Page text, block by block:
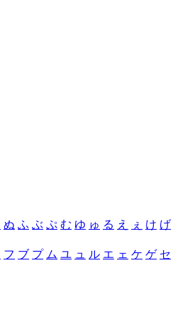
ぬ ふ ぶ ぷ む ゆ ゅ る え ぇ け げ
フ ブ プ ム ユ ュ ル エ ェ ケ ゲ セ